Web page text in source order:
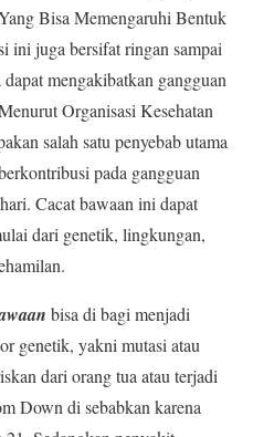
Bisa Memengaruhi Bentuk
ini juga bersifat ringan sampai
mengakibatkan gangguan
Organisasi Kesehatan
salah satu penyebab utama
pada gangguan
Cacat bawaan ini dapat
dari genetik, lingkungan,
bisa di bagi menjadi
genetik, yakni mutasi atau
dari orang tua atau terjadi
Down di sebabkan karena